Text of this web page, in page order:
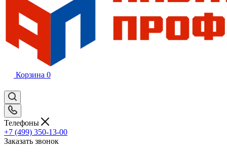
Корзина 0
Телефоны
+7 (499) 350-13-00
Заказать звонок